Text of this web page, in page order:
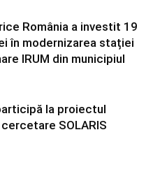
România a investit 19
în modernizarea stației
IRUM din municipiul
la proiectul
SOLARIS